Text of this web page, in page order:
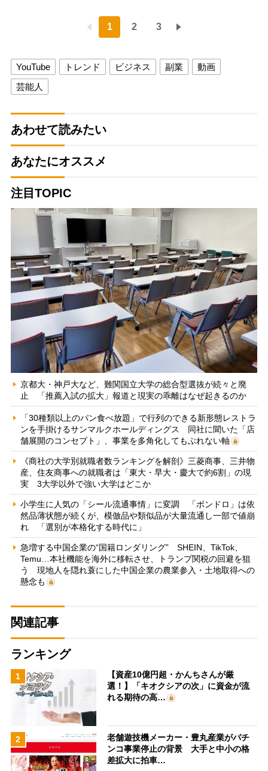
1 2 3
YouTube トレンド ビジネス 副業
動画
芸能人
あわせて読みたい
あなたにオススメ
注目TOPIC
京都大・神戸大など、難関国立大学の総合型選抜が続々と廃
止 「推薦入試の拡大」報道と現実の乖離はなぜ起きるのか
「30種類以上のパン食べ放題」で行列のできる新形態レストラ
ンを手掛けるサンマルクホールディングス 同社に聞いた「店
舗展開のコンセプト」、事業を多角化してもぶれない軸
《商社の大学別就職者数ランキングを解剖》三菱商事、三井物
産、住友商事への就職者は「東大・早大・慶大で約6割」の現
実 3大学以外で強い大学はどこか
小学生に人気の「シール流通事情」に変調 「ボンドロ」は依
然品薄状態が続くが、模倣品や類似品が大量流通し一部で値崩
れ 「選別が本格化する時代に」
急増する中国企業の“国籍ロンダリング” SHEIN、TikTok、
Temu…本社機能を海外に移転させ、トランプ関税の回避を狙
う 現地人を隠れ蓑にした中国企業の農業参入・土地取得への
懸念も
関連記事
ランキング
1
【資産10億円超・かんちさんが厳
選！】「キオクシアの次」に資金が流
れる期待の高…
2
老舗遊技機メーカー・豊丸産業がパチ
ンコ事業停止の背景 大手と中小の格
差拡大に拍車…